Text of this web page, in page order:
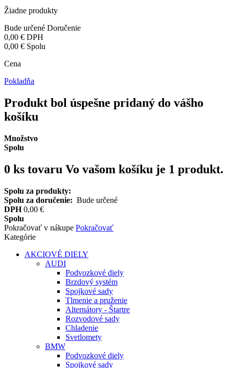
Žiadne produkty
Bude určené Doručenie
0,00 € DPH
0,00 € Spolu
Cena
Pokladňa
Produkt bol úspešne pridaný do vášho
košíku
Množstvo
Spolu
0 ks tovaru Vo vašom košíku je 1 produkt.
Spolu za produkty:
Spolu za doručenie: Bude určené
DPH 0,00 €
Spolu
Pokračovať v nákupe Pokračovať
Kategórie
AKCIOVÉ DIELY
AUDI
Podvozkové diely
Brzdový systém
Spojkové sady
Tlmenie a pruženie
Alternátory - Štartre
Rozvodové sady
Chladenie
Svetlomety
BMW
Podvozkové diely
Spojkové sady